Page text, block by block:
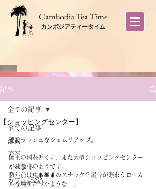
​Cambodia Tea Time
カンボジアティータイム
記事
全ての記事
活動
美容
イベント
カフェISSA
全ての記事
【ショッピングセンター】
建設ラッシュなシェムリアップ。
国王の別荘近くに、また大型ショッピングセンター
が建設中のようです。
数年前は虫🐜🕷🐛のスナック？屋台が賑わうローカ
ルな場所だったような…。